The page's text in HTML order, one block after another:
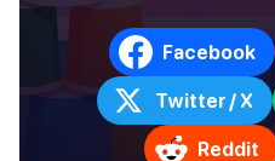
Facebook
Twitter / X
Reddit